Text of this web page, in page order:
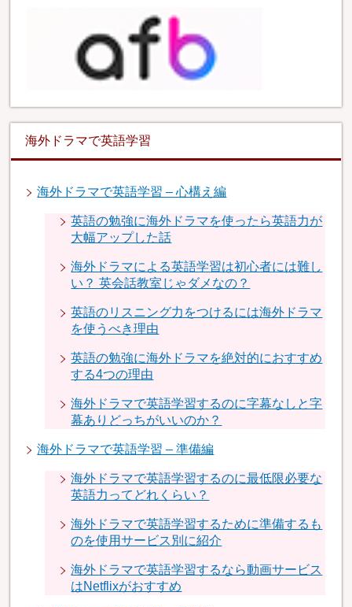
海外ドラマで英語学習
海外ドラマで英語学習 – 心構え編
英語の勉強に海外ドラマを使ったら英語力が
大幅アップした話
海外ドラマによる英語学習は初心者には難し
い？ 英会話教室じゃダメなの？
英語のリスニング力をつけるには海外ドラマ
を使うべき理由
英語の勉強に海外ドラマを絶対的におすすめ
する4つの理由
海外ドラマで英語学習するのに字幕なしと字
幕ありどっちがいいのか？
海外ドラマで英語学習 – 準備編
海外ドラマで英語学習するのに最低限必要な
英語力ってどれくらい？
海外ドラマで英語学習するために準備するも
のを使用サービス別に紹介
海外ドラマで英語学習するなら動画サービス
はNetflixがおすすめ